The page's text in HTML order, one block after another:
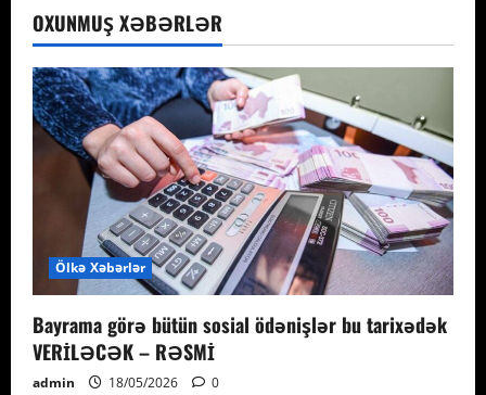
OXUNMUŞ XƏBƏRLƏR
Ölkə Xəbərlər
Bayrama görə bütün sosial ödənişlər bu tarixədək
VERİLƏCƏK – RƏSMİ
admin 18/05/2026 0